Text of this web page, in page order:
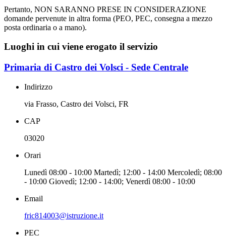
Pertanto, NON SARANNO PRESE IN CONSIDERAZIONE
domande pervenute in altra forma (PEO, PEC, consegna a mezzo
posta ordinaria o a mano).
Luoghi in cui viene erogato il servizio
Primaria di Castro dei Volsci - Sede Centrale
Indirizzo
via Frasso, Castro dei Volsci, FR
CAP
03020
Orari
Lunedì 08:00 - 10:00 Martedì; 12:00 - 14:00 Mercoledì; 08:00
- 10:00 Giovedì; 12:00 - 14:00; Venerdì 08:00 - 10:00
Email
fric814003@istruzione.it
PEC